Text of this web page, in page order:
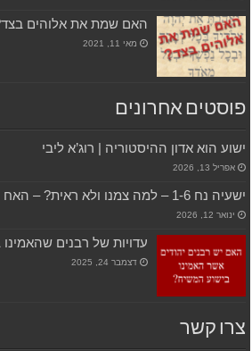
האם שמת את אלוהים
מאי 11, 2021
פוסטים אחרונים
ישוע הוא אדון ההיסטוריה | רוג’א ליבי
אפריל 13, 2026
ישעיה נח 1-6 – למה צמנו ולא ראית? – האח מיכאל בנטלי
ינואר 12, 2026
עדויות של רבנים שהאמינו
דצמבר 24, 2025
צרו קשר